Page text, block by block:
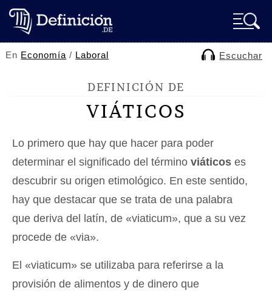
En Economía / Laboral Escuchar
DEFINICIÓN DE
VIÁTICOS
Lo primero que hay que hacer para poder
determinar el significado del término viáticos es
descubrir su origen etimológico. En este sentido,
hay que destacar que se trata de una palabra
que deriva del latín, de «viaticum», que a su vez
procede de «via».
El «viaticum» se utilizaba para referirse a la
provisión de alimentos y de dinero que